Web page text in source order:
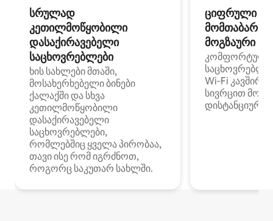
სრულად
კეთილმოწყობილი
დასაქირავებელი
საცხოვრებლები
ხის სახლები მთაში,
მოსახერხებელი ბინები
ქალაქში და სხვა
კეთილმოწყობილი
დასაქირავებელი
საცხოვრებლები,
რომლებშიც ყველა პირობაა,
თავი ისე რომ იგრძნოთ,
როგორც საკუთარ სახლში.
ციფრული
მოგზაური
კომფორტული
Wi‑Fi
სივრცით
დისტანციური